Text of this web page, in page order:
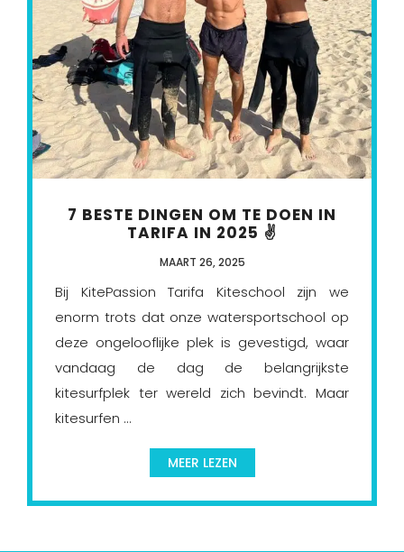
7 BESTE DINGEN OM TE DOEN IN
TARIFA IN 2025 ✌️
MAART 26, 2025
Bij KitePassion Tarifa Kiteschool zijn we
enorm trots dat onze watersportschool op
deze ongelooflijke plek is gevestigd, waar
vandaag de dag de belangrijkste
kitesurfplek ter wereld zich bevindt. Maar
kitesurfen ...
MEER LEZEN